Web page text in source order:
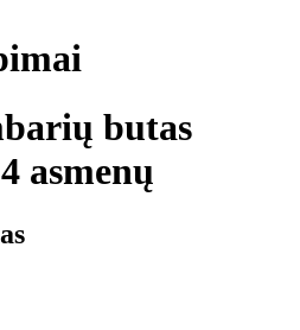
butas
asmenų